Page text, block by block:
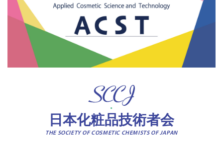
日本化粧品技術者会
THE SOCIETY OF COSMETIC CHEMISTS OF JAPAN